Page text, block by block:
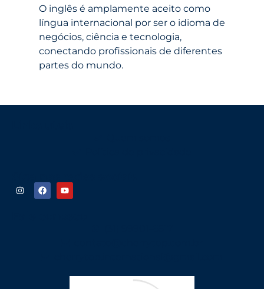
O inglês é amplamente aceito como
língua internacional por ser o idioma de
negócios, ciência e tecnologia,
conectando profissionais de diferentes
partes do mundo.